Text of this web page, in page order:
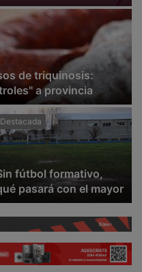
de triquinosis:
a provincia
Destacada
fútbol formativo,
pasará con el mayor